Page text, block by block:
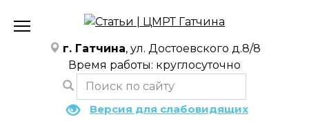
содержанию
г. Гатчина, ул. Достоевского д.8/8
Время работы: круглосуточно
Версия для слабовидящих